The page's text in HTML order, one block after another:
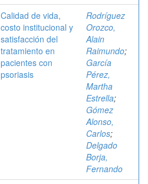
Calidad de vida,
costo institucional y
satisfacción del
tratamiento en
pacientes con
psoriasis
Rodríguez
Orozco,
Alain
Raimundo;
García
Pérez,
Martha
Estrella;
Gómez
Alonso,
Carlos;
Delgado
Borja,
Fernando